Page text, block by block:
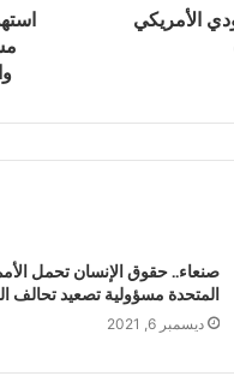
الأمريكي
صنعاء.. حقوق الإنسان تحمل
المتحدة مسؤولية تصعيد تحالف
ديسمبر 6, 2021